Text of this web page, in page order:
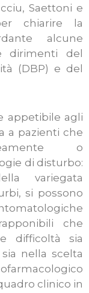
Saettoni e
chiarire la
alcune
dirimenti del
(DBP) e del
appetibile agli
a pazienti che
o
di disturbo:
variegata
si possono
che
difficoltà sia
nella scelta
clinico in